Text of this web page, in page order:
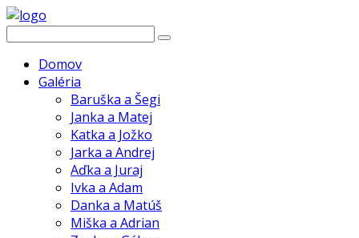
Domov
Galéria
Baruška a Šegi
Janka a Matej
Katka a Jožko
Jarka a Andrej
Aďka a Juraj
Ivka a Adam
Danka a Matúš
Miška a Adrian